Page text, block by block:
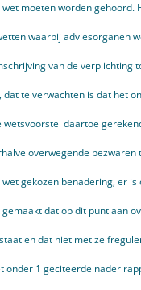
moeten worden gehoord.
waarbij adviesorganen
van de verplichting
dat te verwachten is dat het
wetsvoorstel daartoe
overwegende bezwaren
gekozen benadering, er is
dat op dit punt aan
en dat niet met
onder 1 geciteerde nader